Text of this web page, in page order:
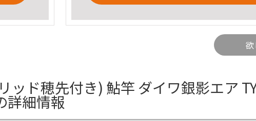
ッド穂先付き) 鮎竿 ダイワ銀影エア
詳細情報